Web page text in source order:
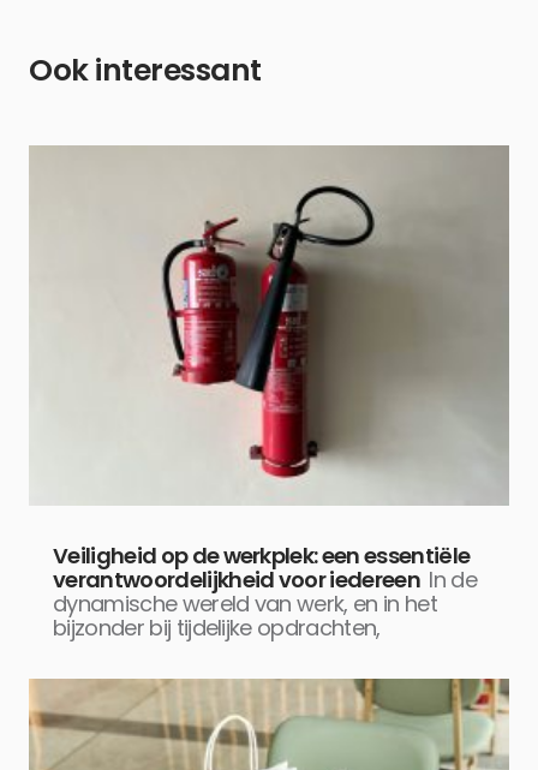
Ook interessant
Veiligheid op de werkplek: een essentiële
verantwoordelijkheid voor iedereen In de
dynamische wereld van werk, en in het
bijzonder bij tijdelijke opdrachten,